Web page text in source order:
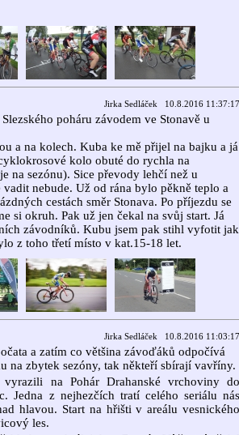
Jirka Sedláček 10.8.2016 11:37:17
poháru závodem ve Stonavě u
a na kolech. Kuba ke mě přijel na bajku a já
kolo obuté do rychla na
na sezónu). Sice převody lehčí než u
nebude. Už od rána bylo pěkně teplo a
cestách směr Stonava. Po příjezdu se
si okruh. Pak už jen čekal na svůj start. Já
závodníků. Kubu jsem pak stihl vyfotit jak
z toho třetí místo v kat.15-18 let.
Jirka Sedláček 10.8.2016 11:03:17
a zatím co většina závoďáků odpočívá
na zbytek sezóny, tak někteří sbírají vavříny.
na Pohár Drahanské vrchoviny do
Jedna z nejhezčích tratí celého seriálu nás
hlavou. Start na hřišti v areálu vesnického
les.